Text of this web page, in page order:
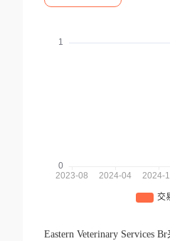
Eastern Veterinary Services